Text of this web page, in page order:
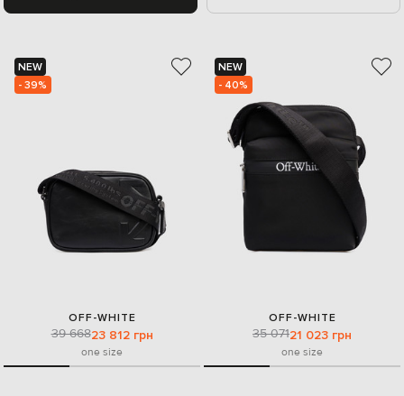
NEW
- 39%
OFF-WHITE
39 66823 812 грн
one size
NEW
- 40%
OFF-WHITE
35 07121 023 грн
one size